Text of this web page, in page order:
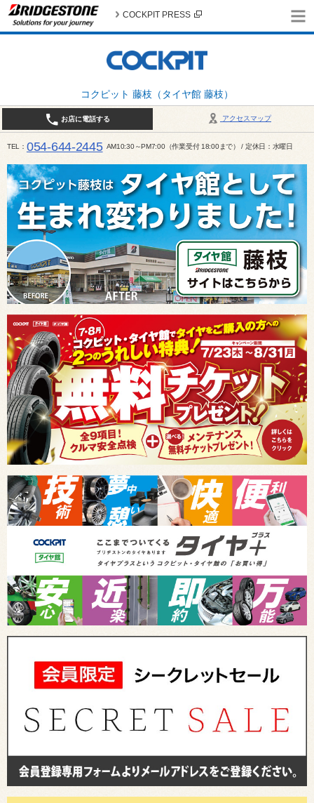
コクピット 藤枝（タイヤ館 藤枝）
COCKPIT PRESS
アクセスマップ
お店に電話する
TEL 054-644-2445 AM10:30～PM7:00（作業受付 18:00まで） / 定休日：水曜日